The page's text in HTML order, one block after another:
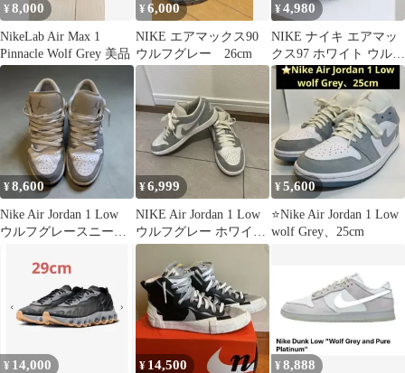
¥8,000
NikeLab Air Max 1
Pinnacle Wolf Grey 美品
¥6,000
NIKE エアマックス90
ウルフグレー 26cm
¥4,980
NIKE ナイキ エアマッ
クス97 ホワイト ウルフ
グレー メンズ シューズ
靴
¥8,600
Nike Air Jordan 1 Low
ウルフグレースニーカ
¥6,999
NIKE Air Jordan 1 Low
ウルフグレー ホワイト
グレー
¥5,600
⭐️Nike Air Jordan 1 Low
wolf Grey、25cm
¥ 14,000 ¥ 14,500 ¥8,888